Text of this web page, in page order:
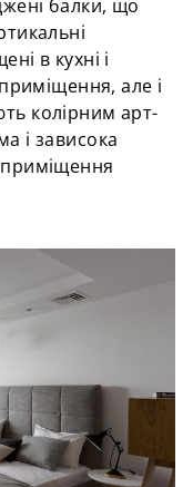
балки, що
в кухні і
але і
колірним арт-
і зависока
приміщення